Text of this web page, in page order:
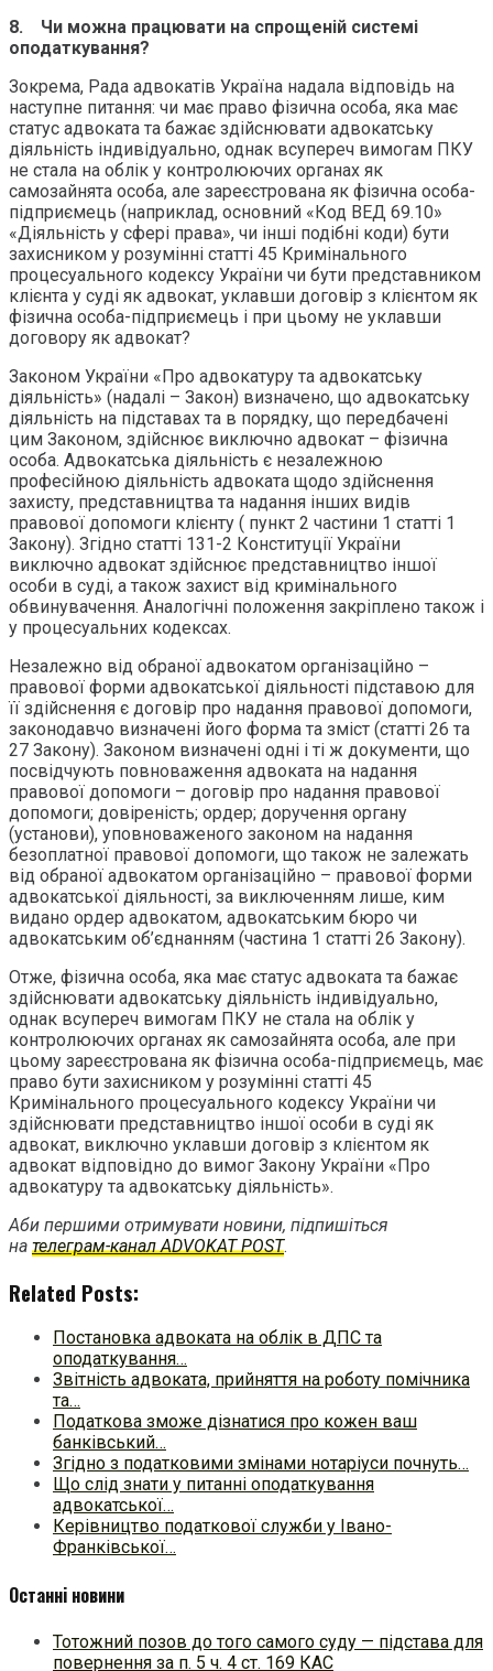
8. Чи можна працювати на спрощеній системі
оподаткування?
Зокрема, Рада адвокатів Україна надала відповідь на
наступне питання: чи має право фізична особа, яка має
статус адвоката та бажає здійснювати адвокатську
діяльність індивідуально, однак всупереч вимогам ПКУ
не стала на облік у контролюючих органах як
самозайнята особа, але зареєстрована як фізична особа-
підприємець (наприклад, основний «Код ВЕД 69.10»
«Діяльність у сфері права», чи інші подібні коди) бути
захисником у розумінні статті 45 Кримінального
процесуального кодексу України чи бути представником
клієнта у суді як адвокат, уклавши договір з клієнтом як
фізична особа-підприємець і при цьому не уклавши
договору як адвокат?
Законом України «Про адвокатуру та адвокатську
діяльність» (надалі – Закон) визначено, що адвокатську
діяльність на підставах та в порядку, що передбачені
цим Законом, здійснює виключно адвокат – фізична
особа. Адвокатська діяльність є незалежною
професійною діяльність адвоката щодо здійснення
захисту, представництва та надання інших видів
правової допомоги клієнту ( пункт 2 частини 1 статті 1
Закону). Згідно статті 131-2 Конституції України
виключно адвокат здійснює представництво іншої
особи в суді, а також захист від кримінального
обвинувачення. Аналогічні положення закріплено також і
у процесуальних кодексах.
Незалежно від обраної адвокатом організаційно –
правової форми адвокатської діяльності підставою для
її здійснення є договір про надання правової допомоги,
законодавчо визначені його форма та зміст (статті 26 та
27 Закону). Законом визначені одні і ті ж документи, що
посвідчують повноваження адвоката на надання
правової допомоги – договір про надання правової
допомоги; довіреність; ордер; доручення органу
(установи), уповноваженого законом на надання
безоплатної правової допомоги, що також не залежать
від обраної адвокатом організаційно – правової форми
адвокатської діяльності, за виключенням лише, ким
видано ордер адвокатом, адвокатським бюро чи
адвокатським об’єднанням (частина 1 статті 26 Закону).
Отже, фізична особа, яка має статус адвоката та бажає
здійснювати адвокатську діяльність індивідуально,
однак всупереч вимогам ПКУ не стала на облік у
контролюючих органах як самозайнята особа, але при
цьому зареєстрована як фізична особа-підприємець, має
право бути захисником у розумінні статті 45
Кримінального процесуального кодексу України чи
здійснювати представництво іншої особи в суді як
адвокат, виключно уклавши договір з клієнтом як
адвокат відповідно до вимог Закону України «Про
адвокатуру та адвокатську діяльність».
Аби першими отримувати новини, підпишіться
на телеграм-канал ADVOKAT POST.
Related Posts:
Постановка адвоката на облік в ДПС та
оподаткування…
Звітність адвоката, прийняття на роботу помічника
та…
Податкова зможе дізнатися про кожен ваш
банківський…
Згідно з податковими змінами нотаріуси почнуть…
Що слід знати у питанні оподаткування
адвокатської…
Керівництво податкової служби у Івано-
Франківської…
Останні новини
Тотожний позов до того самого суду — підстава для
повернення за п. 5 ч. 4 ст. 169 КАС